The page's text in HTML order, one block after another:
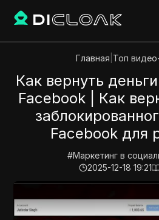
Главная Топ
Как вернуть
Facebook | Как
Facebook для
#Маркетинг в
2025-12-18 19:21